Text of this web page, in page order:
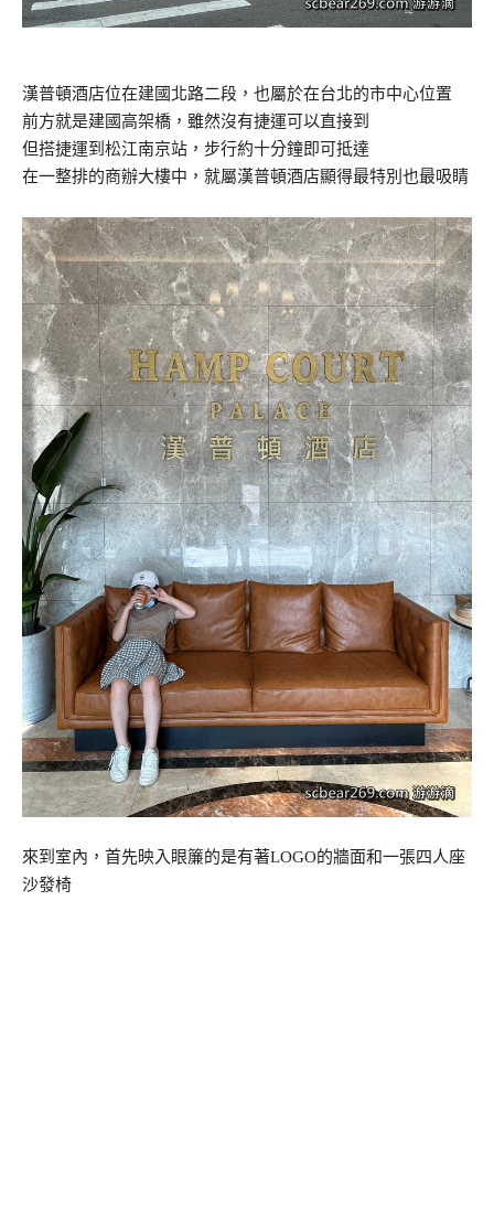
漢普頓酒店位在建國北路二段，也屬於在台北的市中心位置
前方就是建國高架橋，雖然沒有捷運可以直接到
但搭捷運到松江南京站，步行約十分鐘即可抵達
在一整排的商辦大樓中，就屬漢普頓酒店顯得最特別也最吸睛
來到室內，首先映入眼簾的是有著LOGO的牆面和一張四人座
沙發椅